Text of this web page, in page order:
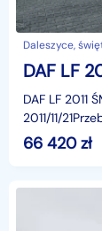
Daleszyce,
DAF LF 2011
2011/11/
2 osie
66 420zł